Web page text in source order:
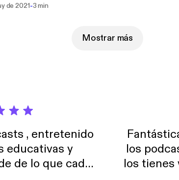
de 2021-3 min
Mostrar más
, entretenido
educativas y
de lo que cada
los
los tienes